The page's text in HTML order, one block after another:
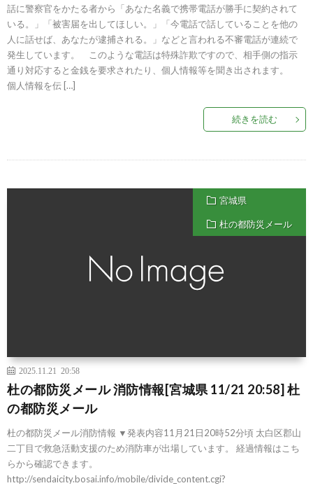
話に警察官をかたる者から「あなた名義で携帯電話が勝手に契約されて
いる。」「被害届を出してほしい。」「今電話で話していることを他の
人に話せば、あなたが逮捕される。」などと言われる不審電話が連続で
発生しています。 このような電話は特殊詐欺ですので、相手側の指示
通り対応すると金銭を要求されたり、個人情報等を聞き出されます。
個人情報を伝 […]
続きを読む
宮城県
杜の都防災メール
2025.11.21 20:58
杜の都防災メール 消防情報[宮城県 11/21 20:58] 杜
の都防災メール
杜の都防災メール消防情報 ▼発表内容11月21日20時52分頃 太白区郡山
二丁目で救急活動支援のため消防車が出場しています。 経過情報はこち
らから確認できます。
http://sendaicity.bosai.info/mobile/divide_content.cgi?